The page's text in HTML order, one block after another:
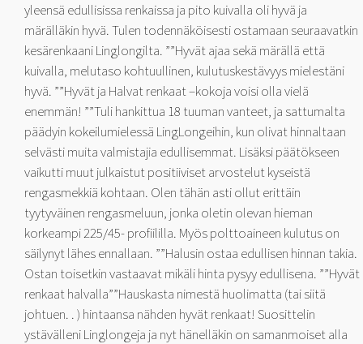
yleensä edullisissa renkaissa ja pito kuivalla oli hyvä ja
märälläkin hyvä. Tulen todennäköisesti ostamaan seuraavatkin
kesärenkaani Linglongilta. ””Hyvät ajaa sekä märällä että
kuivalla, melutaso kohtuullinen, kulutuskestävyys mielestäni
hyvä. ””Hyvät ja Halvat renkaat –kokoja voisi olla vielä
enemmän! ””Tuli hankittua 18 tuuman vanteet, ja sattumalta
päädyin kokeilumielessä LingLongeihin, kun olivat hinnaltaan
selvästi muita valmistajia edullisemmat. Lisäksi päätökseen
vaikutti muut julkaistut positiiviset arvostelut kyseistä
rengasmekkiä kohtaan. Olen tähän asti ollut erittäin
tyytyväinen rengasmeluun, jonka oletin olevan hieman
korkeampi 225/45- profiililla. Myös polttoaineen kulutus on
säilynyt lähes ennallaan. ””Halusin ostaa edullisen hinnan takia.
Ostan toisetkin vastaavat mikäli hinta pysyy edullisena. ””Hyvät
renkaat halvalla””Hauskasta nimestä huolimatta (tai siitä
johtuen. . ) hintaansa nähden hyvät renkaat! Suosittelin
ystävälleni Linglongeja ja nyt hänelläkin on samanmoiset alla